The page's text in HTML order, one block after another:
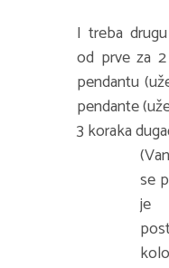
I treba
od prve za
pendantu
pendante
3 koraka
se
je